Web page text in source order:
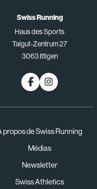
propos de Swiss Running
Médias
Newsletter
Swiss Athletics
Swiss Running
Haus des Sports
Talgut-Zentrum 27
3063 Ittigen